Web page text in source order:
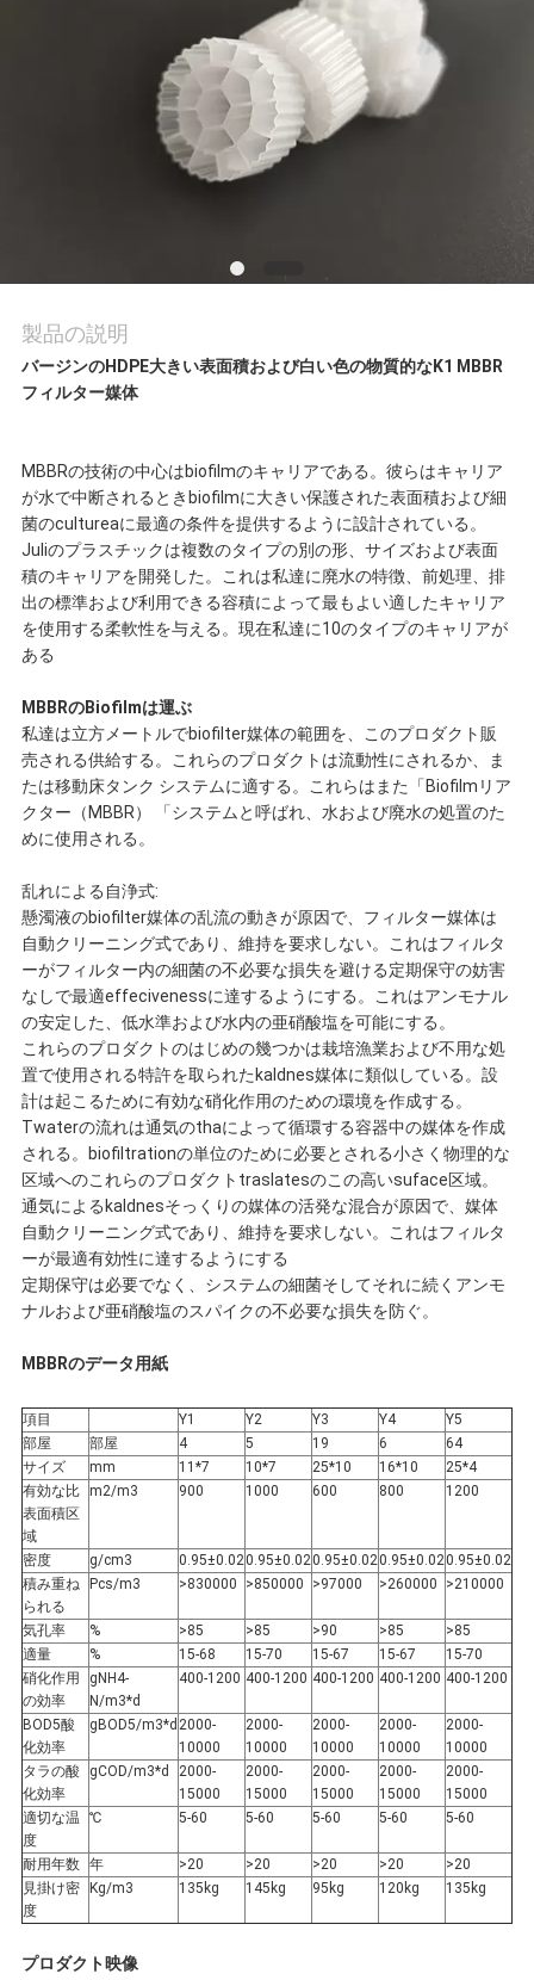
絡
く
さ
い
引
金
を
求
め
て
く
だ
さ
い
地
図
イ
バ
シ
ー
ポ
リ
シ
ー
製品の説明
バージンのHDPE大きい表面積および白い色の物質的なK1 MBBR
フィルター媒体
MBBRの技術の中心はbiofilmのキャリアである。彼らはキャリア
が水で中断されるときbiofilmに大きい保護された表面積および細
菌のcultureaに最適の条件を提供するように設計されている。
Juliのプラスチックは複数のタイプの別の形、サイズおよび表面
積のキャリアを開発した。これは私達に廃水の特徴、前処理、排
出の標準および利用できる容積によって最もよい適したキャリア
を使用する柔軟性を与える。現在私達に10のタイプのキャリアが
ある
MBBRのBiofilmは運ぶ
私達は立方メートルでbiofilter媒体の範囲を、このプロダクト販
売される供給する。これらのプロダクトは流動性にされるか、ま
たは移動床タンク システムに適する。これらはまた「Biofilmリア
クター（MBBR） 「システムと呼ばれ、水および廃水の処置のた
めに使用される。
乱れによる自浄式:
懸濁液のbiofilter媒体の乱流の動きが原因で、フィルター媒体は
自動クリーニング式であり、維持を要求しない。これはフィルタ
ーがフィルター内の細菌の不必要な損失を避ける定期保守の妨害
なしで最適effecivenessに達するようにする。これはアンモナル
の安定した、低水準および水内の亜硝酸塩を可能にする。
これらのプロダクトのはじめの幾つかは栽培漁業および不用な処
置で使用される特許を取られたkaldnes媒体に類似している。設
計は起こるために有効な硝化作用のための環境を作成する。
Twaterの流れは通気のthaによって循環する容器中の媒体を作成
される。biofiltrationの単位のために必要とされる小さく物理的な
区域へのこれらのプロダクトtraslatesのこの高いsuface区域。
通気によるkaldnesそっくりの媒体の活発な混合が原因で、媒体
自動クリーニング式であり、維持を要求しない。これはフィルタ
ーが最適有効性に達するようにする
定期保守は必要でなく、システムの細菌そしてそれに続くアンモ
ナルおよび亜硝酸塩のスパイクの不必要な損失を防ぐ。
MBBRのデータ用紙
項目 Y1 Y2 Y3 Y4
Y5
部屋
部屋 4 5 19 6
64
サイズ
mm 11*7 10*7 25*10 16*10
25*4
有効な比
表面積区
域
m2/m3 900 1000 600 800 1200
密度 g/cm3 0.95±0.020.95±0.020.95±0.020.95±0.020.95±0.02
積み重ね
られる
Pcs/m3 >830000 >850000 >97000 >260000 >210000
気孔率 % >85 >85 >90 >85
>85
適量
% 15-68 15-70 15-67 15-67
15-70
硝化作用
の効率
gNH4-
N/m3*d
400-1200 400-1200 400-1200 400-1200 400-1200
BOD5酸
化効率
gBOD5/m3*d 2000-
10000
2000-
10000
2000-
10000
2000-
10000
2000-
10000
タラの酸
化効率
gCOD/m3*d
2000-
15000
2000-
15000
2000-
15000
2000-
15000
2000-
15000
適切な温
度
℃ 5-60 5-60 5-60 5-60 5-60
耐用年数 年 >20 >20 >20 >20
>20
見掛け密
度
Kg/m3 135kg 145kg 95kg 120kg 135kg
プロダクト映像